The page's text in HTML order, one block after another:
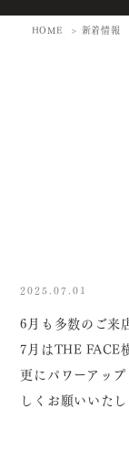
HOME 新着情報
2025.07.01
6月も多数のご来
7月はTHE FACE
更にパワーアッ
しくお願いいたし